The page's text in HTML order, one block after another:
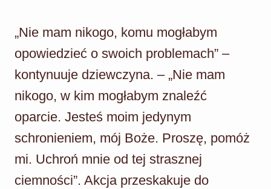
„Nie mam nikogo, komu mogłabym
opowiedzieć o swoich problemach” –
kontynuuje dziewczyna. – „Nie mam
nikogo, w kim mogłabym znaleźć
oparcie. Jesteś moim jedynym
schronieniem, mój Boże. Proszę, pomóż
mi. Uchroń mnie od tej strasznej
ciemności”. Akcja przeskakuje do